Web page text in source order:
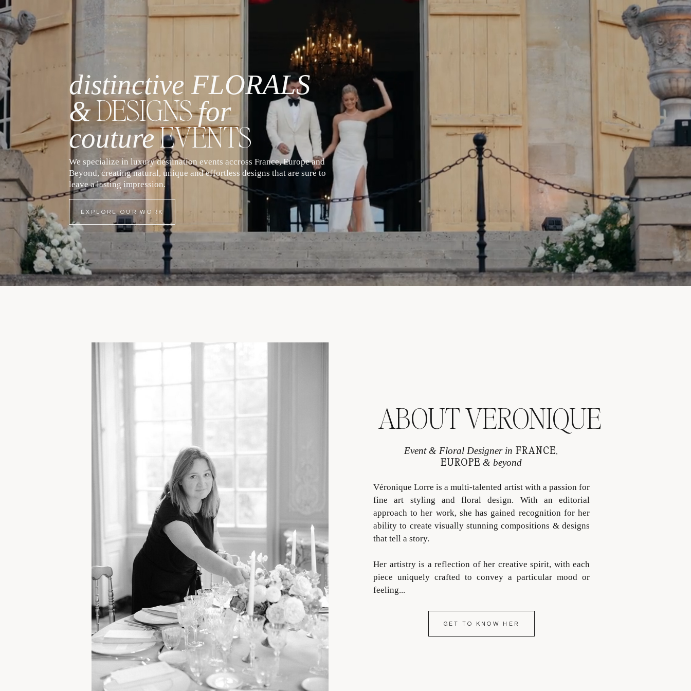
EXPLORE OUR WORK
We specialize in luxury destination events accross France, Europe and
Beyond, creating natural, unique and effortless designs that are sure to
leave a lasting impression.
distinctive FLORALS
&DESIGNSfor
coutureEVENTS
GET TO KNOW HER
Véronique Lorre is a multi-talented artist with a passion for
fine art styling and floral design. With an editorial
approach to her work, she has gained recognition for her
ability to create visually stunning compositions & designs
that tell a story.
Her artistry is a reflection of her creative spirit, with each
piece uniquely crafted to convey a particular mood or
feeling...
Event & Floral Designer in FRANCE,
EUROPE & beyond
ABOUT VERONIQUE